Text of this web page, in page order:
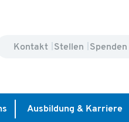
Kontakt Stellen Spenden
Ausbildung & Karriere